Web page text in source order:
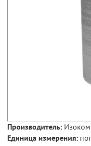
Производитель: Изоком
Единица измерения: